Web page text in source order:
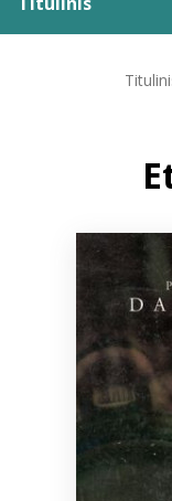
ELVIS atvyksta
Naujienos
Bibliotekoms